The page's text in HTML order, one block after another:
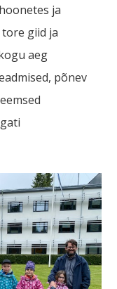
ja
giid ja
aeg
põnev